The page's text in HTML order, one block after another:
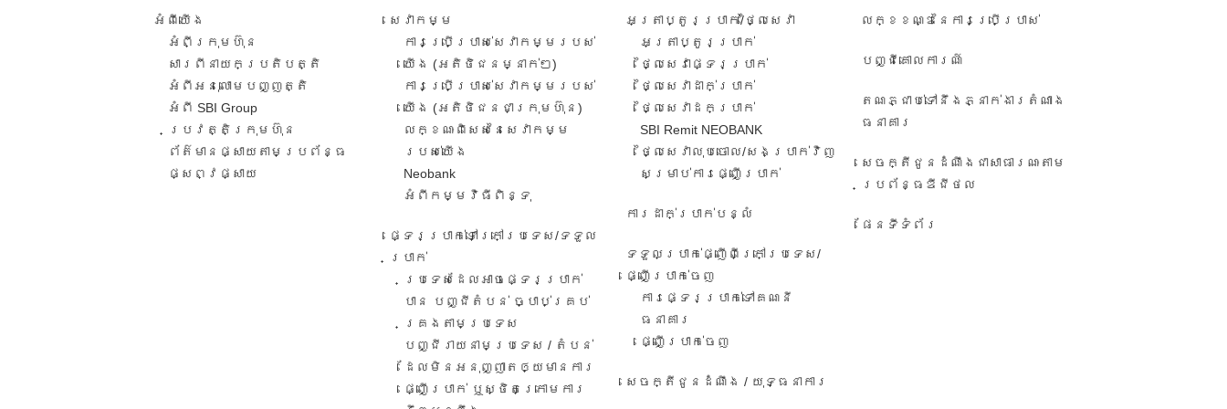
អំពី​យើង
អំពីក្រុមហ៊ុន
សារពី​នាយកប្រតិបត្តិ​
អំពីអនុលោមបញ្ញត្តិ
អំពី SBI Group
ប្រវត្តិក្រុមហ៊ុន​
ព័ត៌មានផ្សាយតាមប្រព័ន្ធ
ផ្សព្វផ្សាយ​
សេវាកម្ម​
ការ​ប្រើប្រាស់​សេវាកម្ម​របស់​
យើង​ (អតិថិជន​​ម្នាក់​ៗ​)
ការប្រើប្រាស់សេវាកម្ម​​របស់
យើង​ (អតិថិជន​ជា​ក្រុមហ៊ុន​)
លក្ខណៈ​ពិសេស​នៃ​សេវា​កម្ម​
របស់​យើង
Neobank
អំពីកម្មវិធីពិន្ទុ
ផ្ទេរប្រាក់ទៅក្រៅប្រទេស/ទទួល​
ប្រាក់​
ប្រទេសដែលអាចផ្ទេរប្រាក់
បាន បញ្ជីតំបន់ ច្បាប់គ្រប់
គ្រងតាមប្រទេស
បញ្ជីរាយនាមប្រទេស​ / តំបន់​
ដែល​មិន​អនុ​ញ្ញា​តឲ្យ​មានការ​​
ផ្ញើប្រាក់​ ឬ​ស្ថិត​ក្រោ​ម​ការ​
អត្រាប្តូរប្រាក់/ថ្លៃសេវា​
អត្រា​ប្តូរ​ប្រាក់​
ថ្លៃសេវាផ្ទេរប្រាក់
ថ្លៃសេវាដាក់ប្រាក់
ថ្លៃសេវាដកប្រាក់
SBI Remit NEOBANK
ថ្លៃសេវាលុបចោល/សងប្រាក់វិញ
សម្រាប់ការផ្ញើប្រាក់
ការដាក់ប្រាក់បន្លំ
ទទួលប្រាក់ផ្ញើពីក្រៅប្រទេស/
ផ្ញើប្រាក់ចេញ
ការ​ផ្ទេរ​ប្រាក់​ទៅ​គណនី
ធនាគារ​
​ផ្ញើប្រាក់ចេញ
សេចក្តីជូនដំណឹង / យុទ្ធនាការ
លក្ខខណ្ឌនៃការប្រើប្រាស់
បញ្ជី​គោលការណ៍
តណភ្ជាប់ទៅនឹងភ្នាក់ងារតំណាង
ធនាគារ
សេចក្តីជូនដំណឹង​ជា​សាធារណៈ​តាម​
ប្រព័ន្ធ​ឌីជីថល
ផែនទីទំព័រ